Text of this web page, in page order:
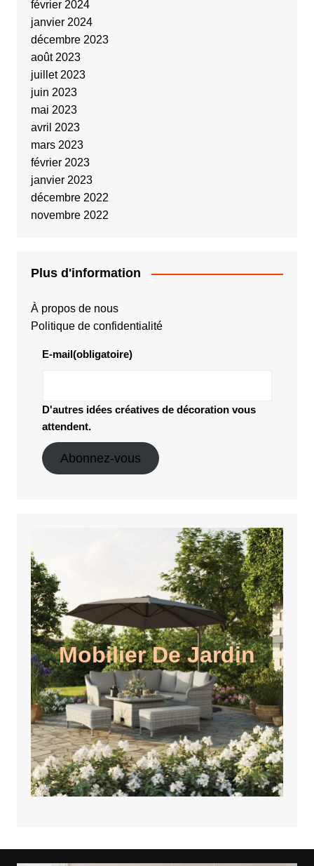
février 2024
janvier 2024
décembre 2023
août 2023
juillet 2023
juin 2023
mai 2023
avril 2023
mars 2023
février 2023
janvier 2023
décembre 2022
novembre 2022
Plus d'information
À propos de nous
Politique de confidentialité
E-mail(obligatoire)
D'autres idées créatives de décoration vous
attendent.
Abonnez-vous
Mobilier De Jardin